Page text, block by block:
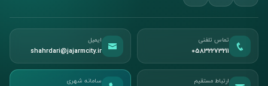
تماس تلفنی
05832273211
ایمیل
shahrdari@jajarmcity.ir
ارتباط مستقیم سامانه شهری